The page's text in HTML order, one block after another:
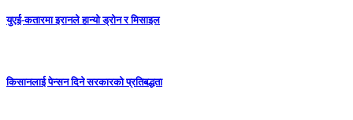
युएई-कतारमा इरानले हान्यो ड्रोन र मिसाइल
किसानलाई पेन्सन दिने सरकारको प्रतिबद्धता